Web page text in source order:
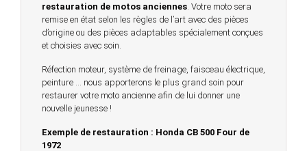
restauration de motos anciennes . Votre moto sera
remise en état selon les règles de l’art avec des pièces
d’origine ou des pièces adaptables spécialement conçues
et choisies avec soin.
Réfection moteur, système de freinage, faisceau électrique,
peinture … nous apporterons le plus grand soin pour
restaurer votre moto ancienne afin de lui donner une
nouvelle jeunesse !
Exemple de restauration : Honda CB 500 Four de
1972